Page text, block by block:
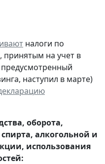
налоги по
на учет в
предусмотренный
наступил в марте)
оборота,
алкогольной и
использования